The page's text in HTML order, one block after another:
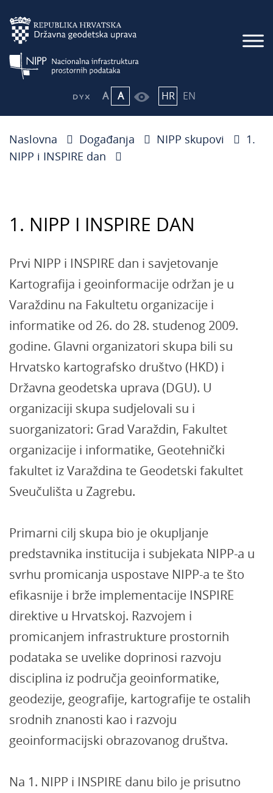
A A HR EN
Naslovna Događanja NIPP skupovi
1.
NIPP i INSPIRE dan
1. NIPP I INSPIRE DAN
Prvi NIPP i INSPIRE dan i savjetovanje
Kartografija i geoinformacije održan je u
Varaždinu na Fakultetu organizacije i
informatike od 26. do 28. studenog 2009.
godine. Glavni organizatori skupa bili su
Hrvatsko kartografsko društvo (HKD) i
Državna geodetska uprava (DGU). U
organizaciji skupa sudjelovali su i
suorganizatori: Grad Varaždin, Fakultet
organizacije i informatike, Geotehnički
fakultet iz Varaždina te Geodetski fakultet
Sveučulišta u Zagrebu.
Primarni cilj skupa bio je okupljanje
predstavnika institucija i subjekata NIPP-a u
svrhu promicanja uspostave NIPP-a te što
efikasnije i brže implementacije INSPIRE
direktive u Hrvatskoj. Razvojem i
promicanjem infrastrukture prostornih
podataka se uvelike doprinosi razvoju
disciplina iz područja geoinformatike,
geodezije, geografije, kartografije te ostalih
srodnih znanosti kao i razvoju
geoinformacijski obrazovanog društva.
Na 1. NIPP i INSPIRE danu bilo je prisutno